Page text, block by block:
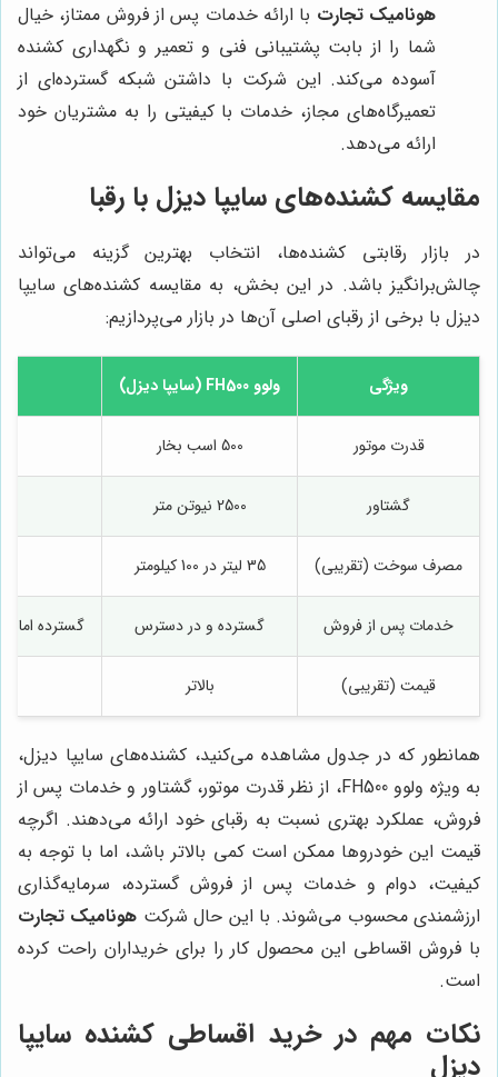
هونامیک تجارت با ارائه خدمات پس از فروش ممتاز، خیال
شما را از بابت پشتیبانی فنی و تعمیر و نگهداری کشنده
آسوده می‌کند. این شرکت با داشتن شبکه گسترده‌ای از
تعمیرگاه‌های مجاز، خدمات با کیفیتی را به مشتریان خود
ارائه می‌دهد.
مقایسه کشنده‌های سایپا دیزل با رقبا
در بازار رقابتی کشنده‌ها، انتخاب بهترین گزینه می‌تواند
چالش‌برانگیز باشد. در این بخش، به مقایسه کشنده‌های سایپا
دیزل با برخی از رقبای اصلی آن‌ها در بازار می‌پردازیم:
ویژگی ولوو FH500 (سایپا دیزل)
قدرت موتور 500 اسب بخار
گشتاور 2500 نیوتن متر
مصرف سوخت (تقریبی) 35 لیتر در 100 کیلومتر
خدمات پس از فروش گسترده و در دسترس گسترده اما
قیمت (تقریبی) بالاتر
همانطور که در جدول مشاهده می‌کنید، کشنده‌های سایپا دیزل،
به ویژه ولوو FH500، از نظر قدرت موتور، گشتاور و خدمات پس از
فروش، عملکرد بهتری نسبت به رقبای خود ارائه می‌دهند. اگرچه
قیمت این خودروها ممکن است کمی بالاتر باشد، اما با توجه به
کیفیت، دوام و خدمات پس از فروش گسترده، سرمایه‌گذاری
ارزشمندی محسوب می‌شوند. با این حال شرکت هونامیک تجارت
با فروش اقساطی این محصول کار را برای خریداران راحت کرده
است.
نکات مهم در خرید اقساطی کشنده سایپا
دیزل